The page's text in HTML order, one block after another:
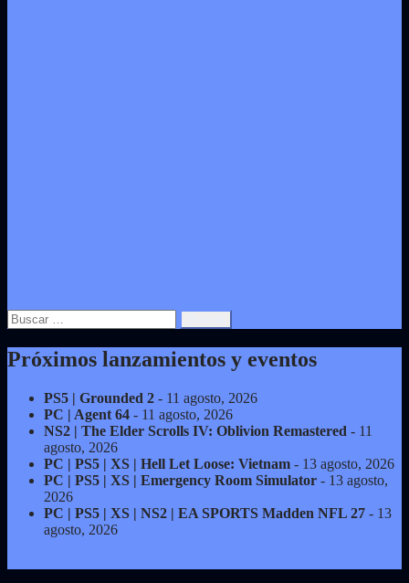
Buscar:
Próximos lanzamientos y eventos
PS5 | Grounded 2 - 11 agosto, 2026
PC | Agent 64 - 11 agosto, 2026
NS2 | The Elder Scrolls IV: Oblivion Remastered - 11
agosto, 2026
PC | PS5 | XS | Hell Let Loose: Vietnam - 13 agosto, 2026
PC | PS5 | XS | Emergency Room Simulator - 13 agosto,
2026
PC | PS5 | XS | NS2 | EA SPORTS Madden NFL 27 - 13
agosto, 2026